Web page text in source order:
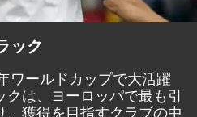
ック
ワールドカップで大活躍
クは、ヨーロッパで最も引
、獲得を目指すクラブの中